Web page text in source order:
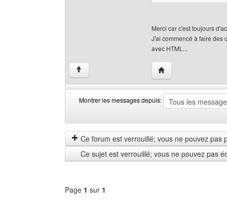
Merci car c'est toujours
J'ai commencé à faire des
avec HTML...
↑ Visiter le site web
Montrer les messages depuis:
les
messages
depuis
by
Ce forum est verrouillé; vous ne pouvez pas
Ce sujet est verrouillé; vous ne pouvez pas
Page 1 sur 1